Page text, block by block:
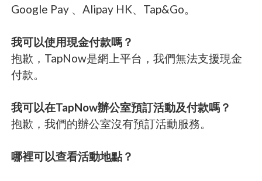
Google Pay 、Alipay HK、Tap&Go。
我可以使用現金付款嗎？
抱歉，TapNow是網上平台，我們無法支援現金
付款。
我可以在TapNow辦公室預訂活動及付款嗎？
抱歉，我們的辦公室沒有預訂活動服務。
哪裡可以查看活動地點？